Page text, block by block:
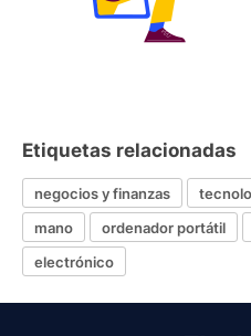
Etiquetas relacionadas
negocios y finanzas
mano
ordenador portátil
electrónico